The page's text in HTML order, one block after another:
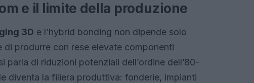
e il limite della produzione
3D e l’hybrid bonding non dipende solo
produrre con rese elevate componenti
di riduzioni potenziali dell’ordine dell’80-
diventa la filiera produttiva: fonderie, impianti